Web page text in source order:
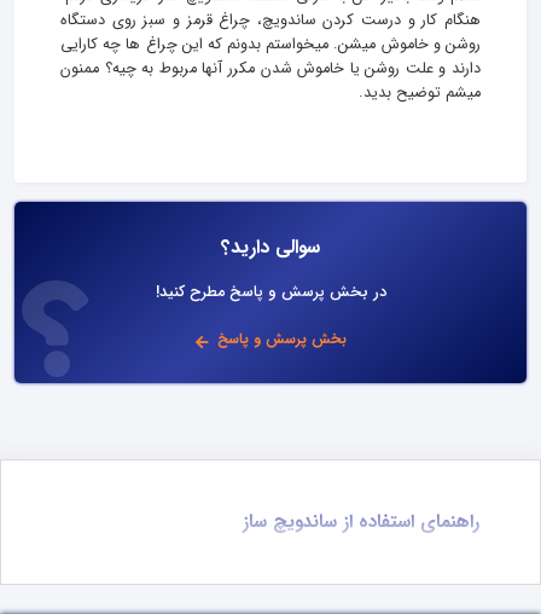
هنگام کار و درست کردن ساندویچ، چراغ قرمز و سبز روی دستگاه
روشن و خاموش میشن. میخواستم بدونم که این چراغ ها چه کارایی
دارند و علت روشن یا خاموش شدن مکرر آنها مربوط به چیه؟ ممنون
میشم توضیح بدید.
سوالی دارید؟
در بخش پرسش و پاسخ مطرح کنید!
بخش پرسش و پاسخ
راهنمای استفاده از ساندویچ ساز